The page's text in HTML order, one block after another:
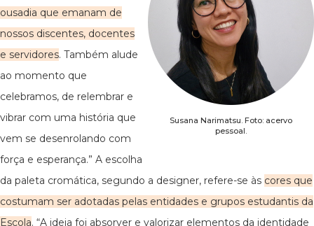
Susana Narimatsu. Foto: acervo
pessoal.
ousadia que emanam de
nossos discentes, docentes
e servidores. Também alude
ao momento que
celebramos, de relembrar e
vibrar com uma história que
vem se desenrolando com
força e esperança.” A escolha
da paleta cromática, segundo a designer, refere-se às cores que
costumam ser adotadas pelas entidades e grupos estudantis da
Escola. “A ideia foi absorver e valorizar elementos da identidade